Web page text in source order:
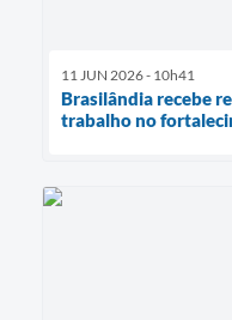
11 JUN 2026 - 10h41
Brasilândia recebe
trabalho no